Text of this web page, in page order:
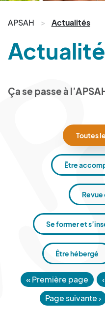
APSAH Actualités
Ça se passe à
Toutes
Être
Revue
Se former et
Être hébergé
«Première page
Page suivante›